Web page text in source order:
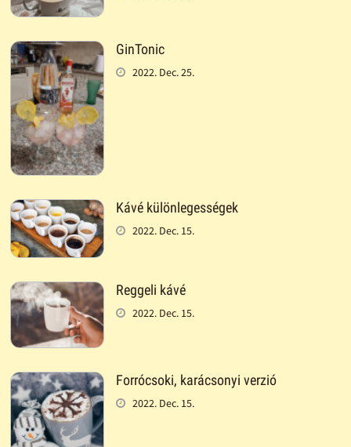
GinTonic
2022. Dec. 25.
Kávé különlegességek
2022. Dec. 15.
Reggeli kávé
2022. Dec. 15.
Forrócsoki, karácsonyi verzió
2022. Dec. 15.